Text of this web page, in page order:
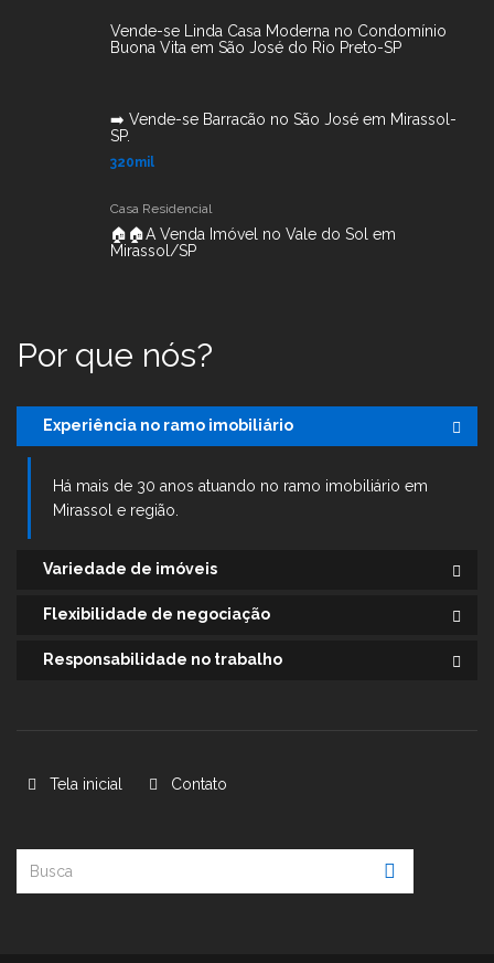
Vende-se Linda Casa Moderna no Condomínio
Buona Vita em São José do Rio Preto-SP
➡️ Vende-se Barracão no São José em Mirassol-
SP.
320mil
Casa Residencial
🏠🏠A Venda Imóvel no Vale do Sol em
Mirassol/SP
Por que nós?
Experiência no ramo imobiliário
Há mais de 30 anos atuando no ramo imobiliário em
Mirassol e região.
Variedade de imóveis
Flexibilidade de negociação
Responsabilidade no trabalho
Tela inicial Contato